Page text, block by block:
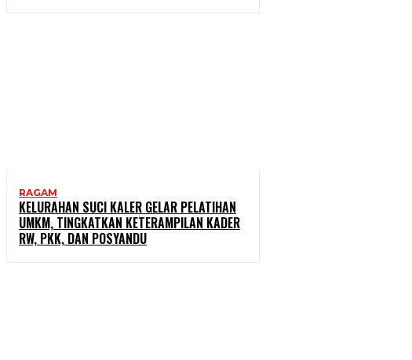
RAGAM
KELURAHAN SUCI KALER GELAR PELATIHAN
UMKM, TINGKATKAN KETERAMPILAN KADER
RW, PKK, DAN POSYANDU